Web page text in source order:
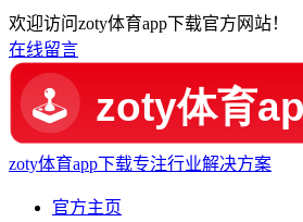
欢迎访问zoty体育app下载官方网站！
在线留言
zoty体育app下载专注行业解决方案
官方主页